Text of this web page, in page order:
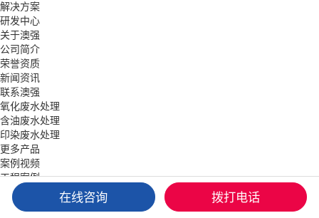
解决方案
研发中心
关于澳强
公司简介
荣誉资质
新闻资讯
联系澳强
氧化废水处理
含油废水处理
印染废水处理
更多产品
案例视频
工程案例
解决方案
关于澳强
在线咨询 拨打电话